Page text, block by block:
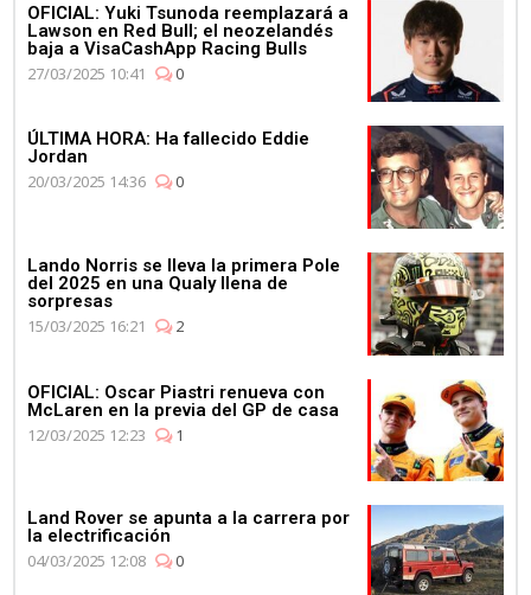
01:11
Mercedes celebra su 4º
Campeonato de
consecutiva
03:11
Max Verstappen se pone al
OFICIAL: Yuki Tsunoda reemplazará a
Lawson en Red Bull; el neozelandés
baja a VisaCashApp Racing Bulls
27/03/2025 10:41
0
ÚLTIMA HORA: Ha fallecido Eddie
Jordan
20/03/2025 14:36
0
Lando Norris se lleva la primera Pole
del 2025 en una Qualy llena de
sorpresas
15/03/2025 16:21
2
OFICIAL: Oscar Piastri renueva con
McLaren en la previa del GP de casa
12/03/2025 12:23
1
Land Rover se apunta a la carrera por
la electrificación
04/03/2025 12:08
0